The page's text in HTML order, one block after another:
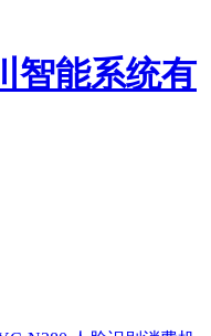
智能系统有